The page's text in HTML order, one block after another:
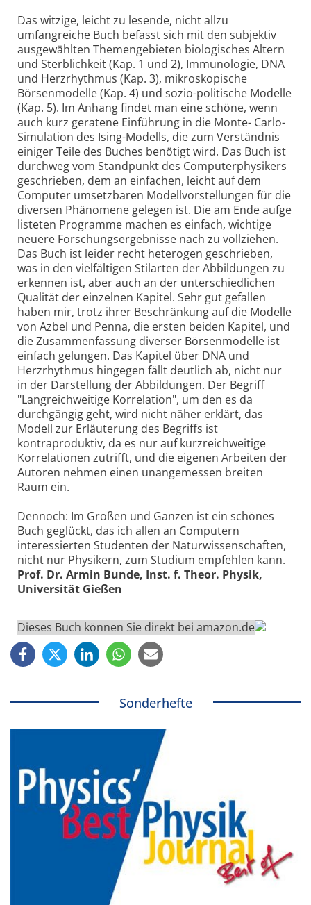
Das witzige, leicht zu lesende, nicht allzu
umfangreiche Buch befasst sich mit den subjektiv
ausgewählten Themengebieten biologisches Altern
und Sterblichkeit (Kap. 1 und 2), Immunologie, DNA
und Herzrhythmus (Kap. 3), mikroskopische
Börsenmodelle (Kap. 4) und sozio-politische Modelle
(Kap. 5). Im Anhang findet man eine schöne, wenn
auch kurz geratene Einführung in die Monte- Carlo-
Simulation des Ising-Modells, die zum Verständnis
einiger Teile des Buches benötigt wird. Das Buch ist
durchweg vom Standpunkt des Computerphysikers
geschrieben, dem an einfachen, leicht auf dem
Computer umsetzbaren Modellvorstellungen für die
diversen Phänomene gelegen ist. Die am Ende aufge
listeten Programme machen es einfach, wichtige
neuere Forschungsergebnisse nach zu vollziehen.
Das Buch ist leider recht heterogen geschrieben,
was in den vielfältigen Stilarten der Abbildungen zu
erkennen ist, aber auch an der unterschiedlichen
Qualität der einzelnen Kapitel. Sehr gut gefallen
haben mir, trotz ihrer Beschränkung auf die Modelle
von Azbel und Penna, die ersten beiden Kapitel, und
die Zusammenfassung diverser Börsenmodelle ist
einfach gelungen. Das Kapitel über DNA und
Herzrhythmus hingegen fällt deutlich ab, nicht nur
in der Darstellung der Abbildungen. Der Begriff
"Langreichweitige Korrelation", um den es da
durchgängig geht, wird nicht näher erklärt, das
Modell zur Erläuterung des Begriffs ist
kontraproduktiv, da es nur auf kurzreichweitige
Korrelationen zutrifft, und die eigenen Arbeiten der
Autoren nehmen einen unangemessen breiten
Raum ein.
Dennoch: Im Großen und Ganzen ist ein schönes
Buch geglückt, das ich allen an Computern
interessierten Studenten der Naturwissenschaften,
nicht nur Physikern, zum Studium empfehlen kann.
Prof. Dr. Armin Bunde, Inst. f. Theor. Physik,
Universität Gießen
Dieses Buch können Sie direkt bei amazon.de
Sonderhefte